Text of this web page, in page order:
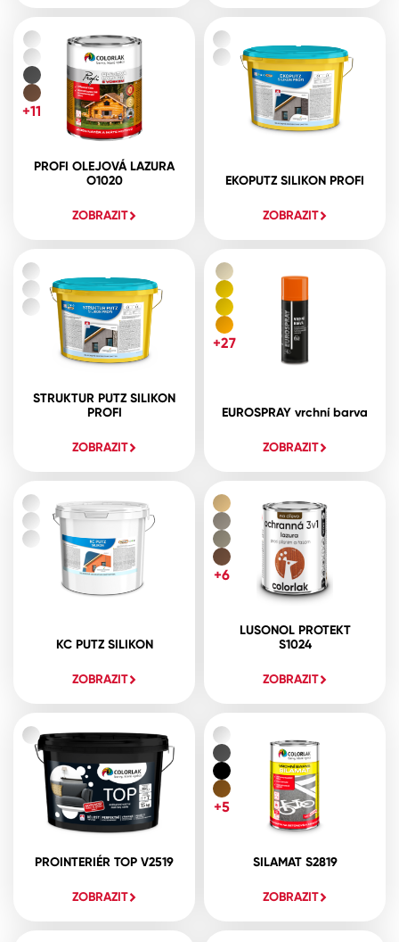
PROFI OLEJOVÁ LAZURA
O1020
ZOBRAZIT
+11
EKOPUTZ SILIKON PROFI
ZOBRAZIT
STRUKTUR PUTZ SILIKON
PROFI
ZOBRAZIT
EUROSPRAY vrchní barva
ZOBRAZIT
+27
KC PUTZ SILIKON
ZOBRAZIT
LUSONOL PROTEKT
S1024
ZOBRAZIT
+6
PROINTERIÉR TOP V2519
ZOBRAZIT
SILAMAT S2819
ZOBRAZIT
+5